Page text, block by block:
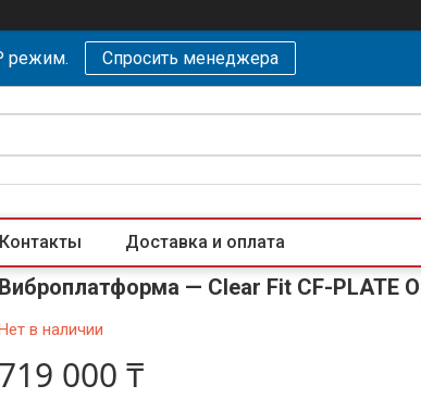
режим. Спросить менеджера
Контакты Доставка и оплата
Виброплатформа — Clear Fit CF-PLATE
в наличии
719 000 ₸